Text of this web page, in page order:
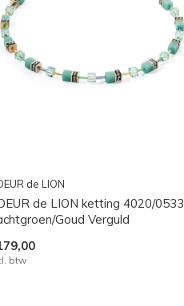
de LION
de LION ketting 4020/0533
Goud Verguld
btw